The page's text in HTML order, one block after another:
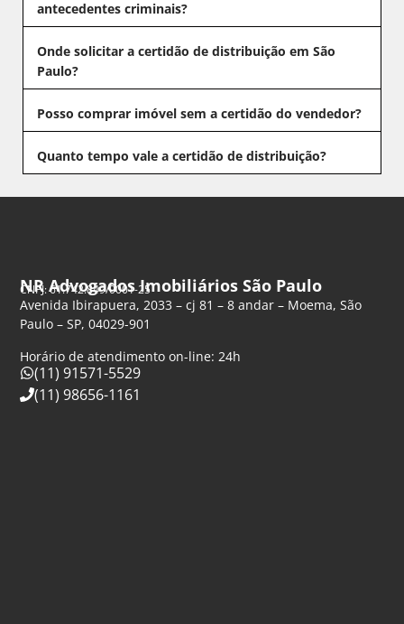
antecedentes criminais?
Onde solicitar a certidão de distribuição em São
Paulo?
Posso comprar imóvel sem a certidão do vendedor?
Quanto tempo vale a certidão de distribuição?
NR Advogados Imobiliários São Paulo
CNPJ: 61.742.849/0001-25
Avenida Ibirapuera, 2033 – cj 81 – 8 andar – Moema, São
Paulo – SP, 04029-901
Horário de atendimento on-line: 24h
(11) 91571-5529
(11) 98656-1161